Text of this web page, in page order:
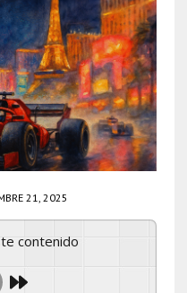
21, 2025
contenido